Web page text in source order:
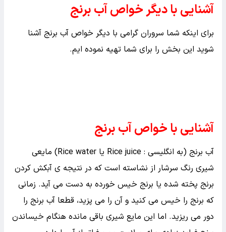
آشنایی با دیگر خواص آب برنج
برای اینکه شما سروران گرامی با دیگر خواص آب برنج آشنا
شوید این بخش را برای شما تهیه نموده ایم.
آشنایی با خواص آب برنج
آب برنج (به انگلیسی : Rice juice یا Rice water) مایعی
شیری رنگ سرشار از نشاسته است که در نتیجه ی آبکش کردن
برنج پخته شده یا برنج خیس خورده به دست می آید. زمانی
که برنج را خیس می کنید و آن را می پزید، قطعا آب برنج را
دور می ریزید. اما این مایع شیری باقی مانده هنگام خیساندن